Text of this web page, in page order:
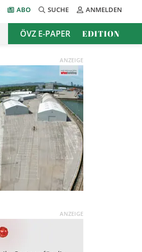
ABO SUCHE ANMELDEN
ÖVZ E-PAPER EDITION
ANZEIGE
ANZEIGE